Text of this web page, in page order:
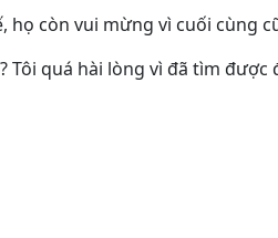
họ còn vui mừng vì cuối cùng
Tôi quá hài lòng vì đã tìm